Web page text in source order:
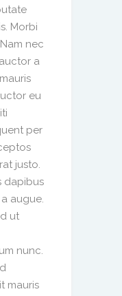
Morbi
nec
a
eu
per
justo.
dapibus
augue.
ut
nunc.
mauris